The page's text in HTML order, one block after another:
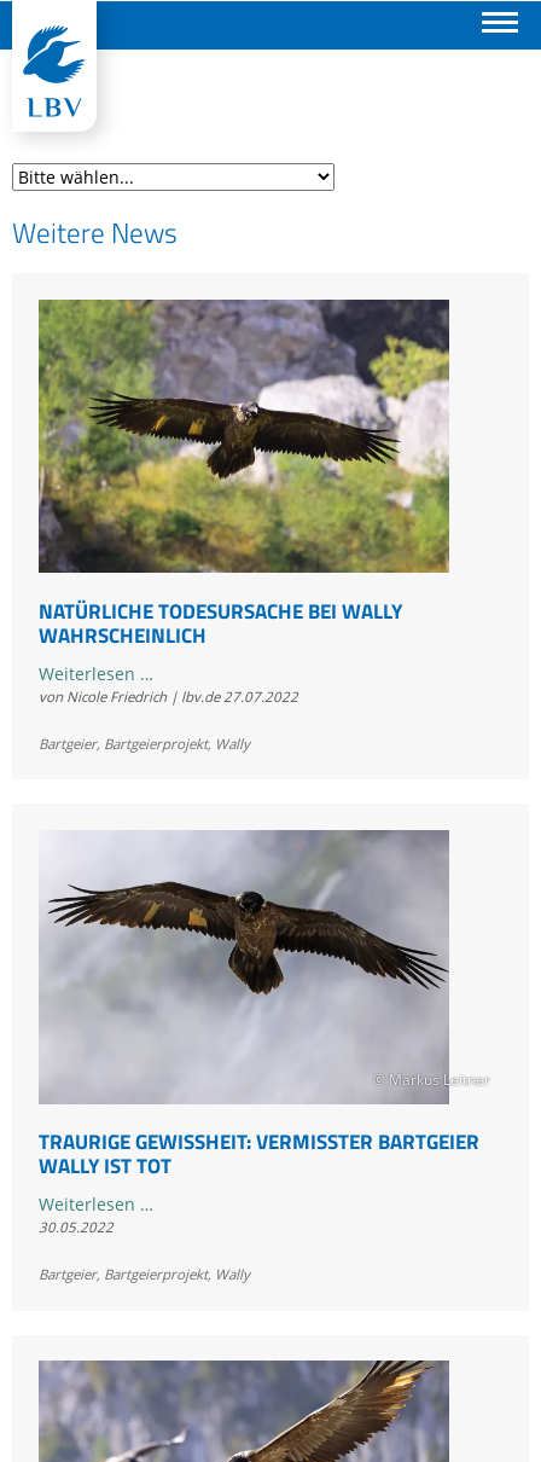
Weitere News
NATÜRLICHE TODESURSACHE BEI WALLY
WAHRSCHEINLICH
Weiterlesen …Natürliche
Todesursache
Wally
von Nicole Friedrich | lbv.de 27.07.2022
Bartgeier, Bartgeierprojekt, Wally
© Markus Leitner
TRAURIGE GEWISSHEIT: VERMISSTER BARTGEIER
WALLY IST TOT
Weiterlesen …Traurige
Bartgeier
30.05.2022
Bartgeier, Bartgeierprojekt, Wally